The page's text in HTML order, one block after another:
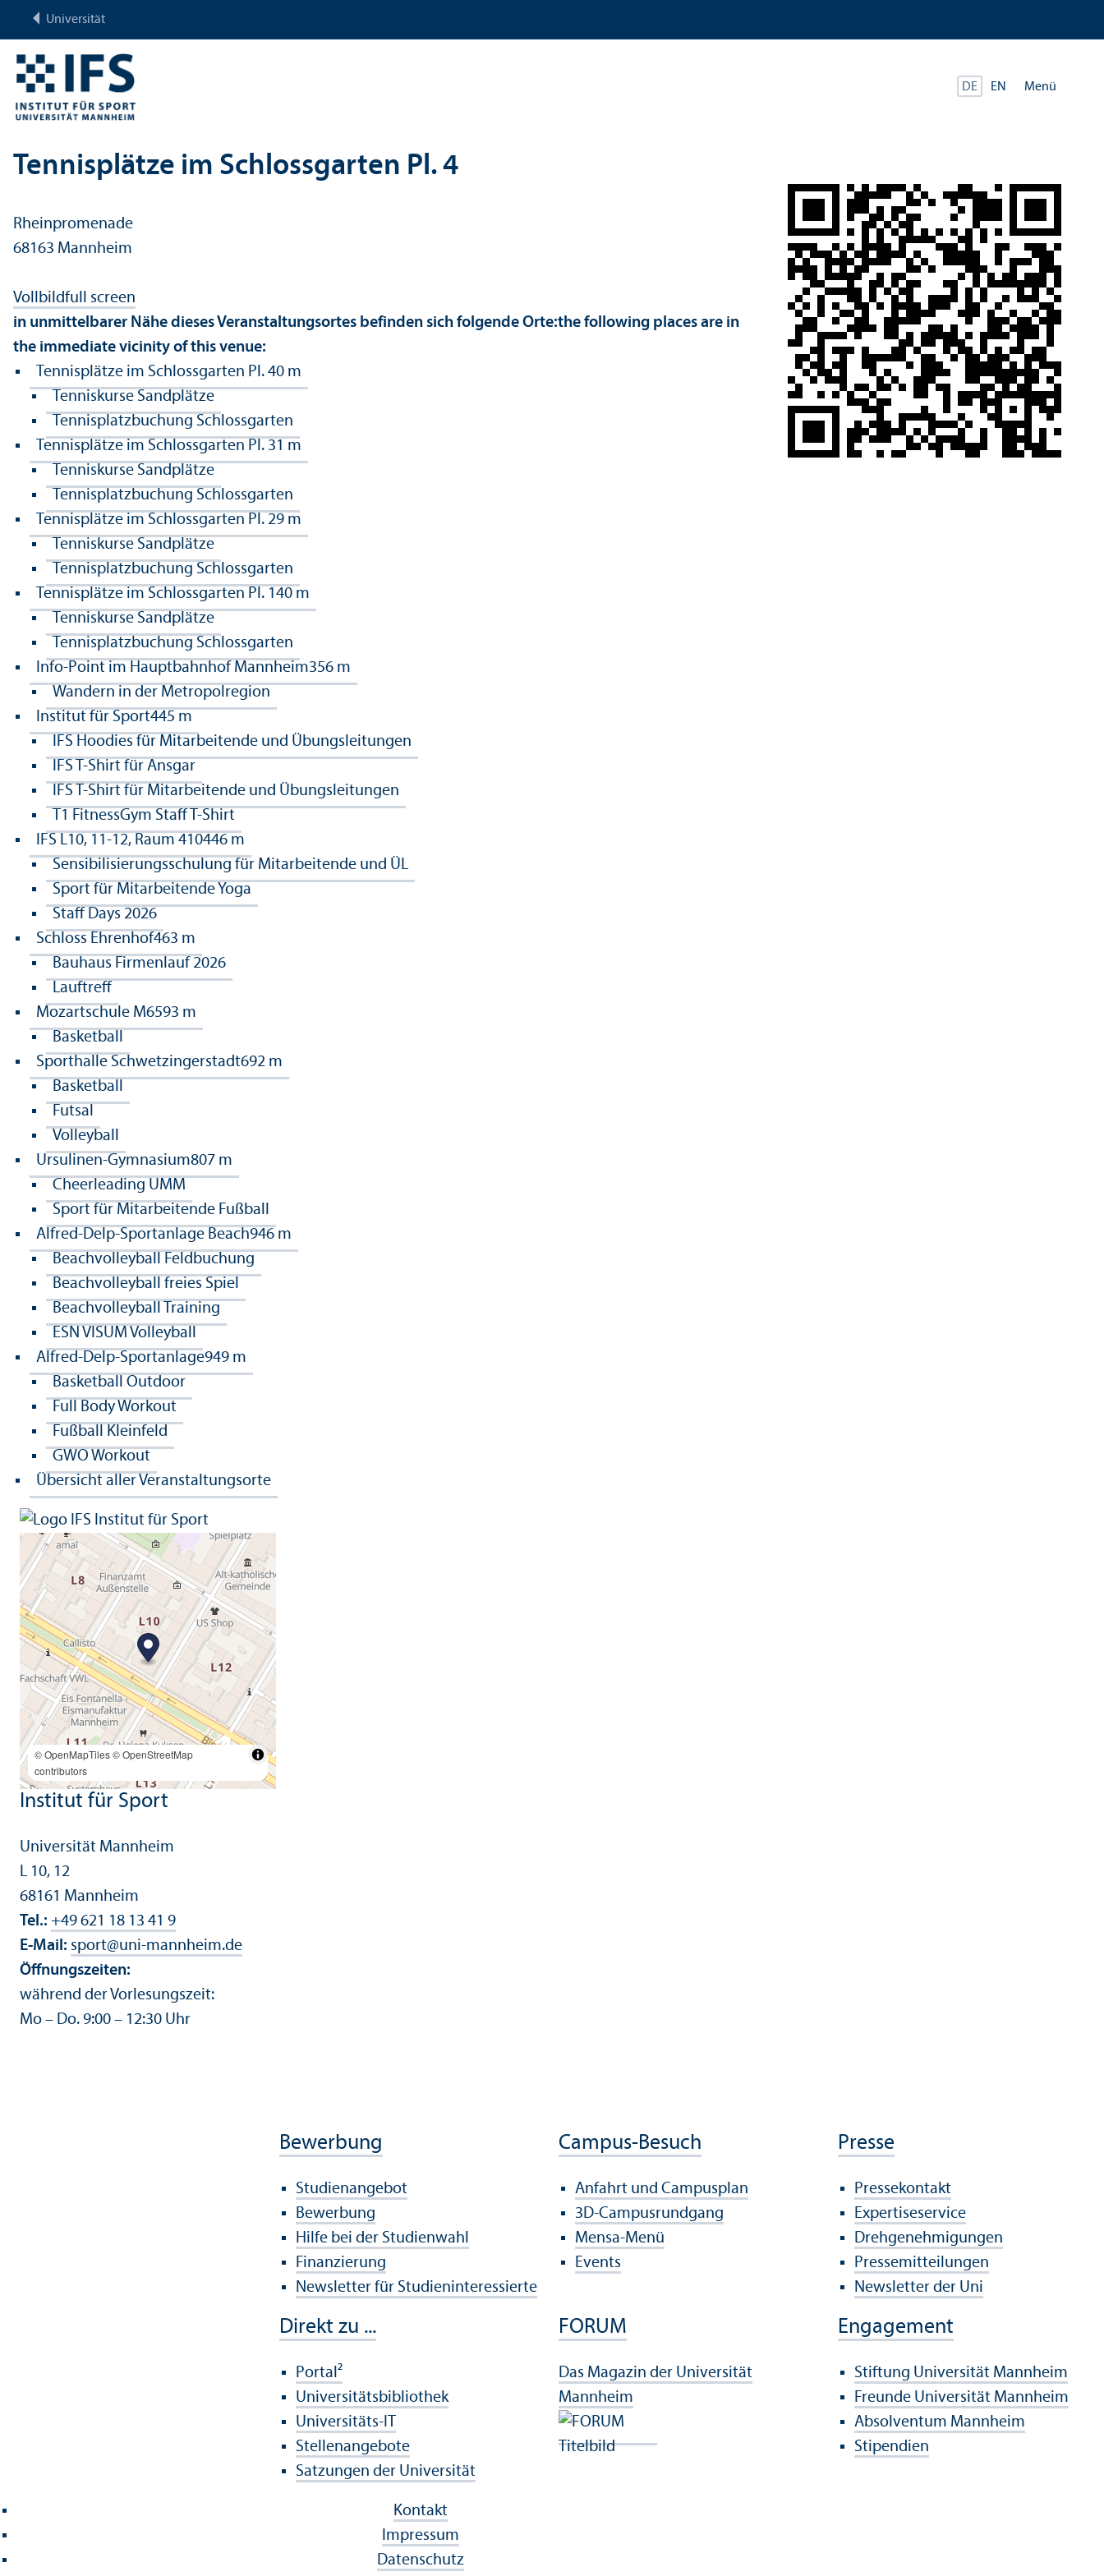
Universität
DE EN Menü
Tennisplätze im Schlossgarten Pl. 4
Rheinpromenade
68163 Mannheim
Vollbildfull screen
in unmittelbarer Nähe dieses Veranstaltungsortes befinden sich folgende Orte:the following places are in
the immediate vicinity of this venue:
Tennisplätze im Schlossgarten Pl. 40 m
Tenniskurse Sandplätze
Tennisplatzbuchung Schlossgarten
Tennisplätze im Schlossgarten Pl. 31 m
Tenniskurse Sandplätze
Tennisplatzbuchung Schlossgarten
Tennisplätze im Schlossgarten Pl. 29 m
Tenniskurse Sandplätze
Tennisplatzbuchung Schlossgarten
Tennisplätze im Schlossgarten Pl. 1 40 m
Tenniskurse Sandplätze
Tennisplatzbuchung Schlossgarten
Info-Point im Hauptbahnhof Mannheim356 m
Wandern in der Metropolregion
Institut für Sport445 m
IFS Hoodies für Mitarbeitende und Übungsleitungen
IFS T-Shirt für Ansgar
IFS T-Shirt für Mitarbeitende und Übungsleitungen
T1 FitnessGym Staff T-Shirt
IFS L10, 11-12, Raum 410446 m
Sensibilisierungsschulung für Mitarbeitende und ÜL
Sport für Mitarbeitende Yoga
Staff Days 2026
Schloss Ehrenhof463 m
Bauhaus Firmenlauf 2026
Lauftreff
Mozartschule M6593 m
Basketball
Sporthalle Schwetzingerstadt692 m
Basketball
Futsal
Volleyball
Ursulinen-Gymnasium807 m
Cheerleading UMM
Sport für Mitarbeitende Fußball
Alfred-Delp-Sportanlage Beach946 m
Beachvolleyball Feldbuchung
Beachvolleyball freies Spiel
Beachvolleyball Training
ESN VISUM Volleyball
Alfred-Delp-Sportanlage949 m
Basketball Outdoor
Full Body Workout
Fußball Kleinfeld
GWO Workout
Übersicht aller Veranstaltungsorte
© OpenMapTiles© OpenStreetMap
contributors
Institut für Sport
Universität Mannheim
L 10, 12
68161 Mannheim
Tel.: +49 621 18 13 41 9
E-Mail: sport@uni-mannheim.de
Öffnungs­zeiten:
während der Vorlesungs­zeit:
Mo – Do. 9:00 – 12:30 Uhr
Bewerbung
Studien­angebot
Bewerbung
Hilfe bei der Studien­wahl
Finanzierung
Newsletter für Studien­interessierte
Campus-Besuch
Anfahrt und Campusplan
3D-Campusrundgang
Mensa-Menü
Events
Presse
Pressekontakt
Expertiseservice
Drehgenehmigungen
Pressemitteilungen
Newsletter der Uni
Direkt zu ...
Portal²
Universitäts­bibliothek
Universitäts-IT
Stellenangebote
Satzungen der Universität
FORUM
Das Magazin der Universität
Mannheim
Engagement
Stiftung Universität Mannheim
Freunde Universität Mannheim
Absolventum Mannheim
Stipendien
Kontakt
Impressum
Datenschutz